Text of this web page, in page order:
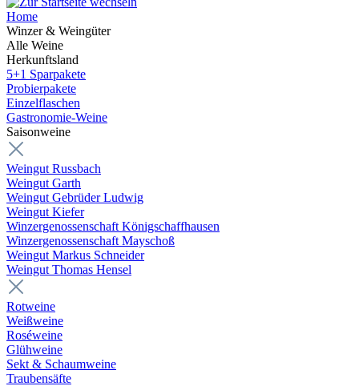
Home
Winzer & Weingüter
Alle Weine
Herkunftsland
5+1 Sparpakete
Probierpakete
Einzelflaschen
Gastronomie-Weine
Saisonweine
Weingut Russbach
Weingut Garth
Weingut Gebrüder Ludwig
Weingut Kiefer
Winzergenossenschaft Königschaffhausen
Winzergenossenschaft Mayschoß
Weingut Markus Schneider
Weingut Thomas Hensel
Rotweine
Weißweine
Roséweine
Glühweine
Sekt & Schaumweine
Traubensäfte